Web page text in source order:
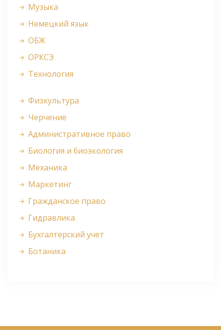
Музыка
Немецкий язык
ОБЖ
ОРКСЭ
Технология
Физкультура
Черчение
Административное право
Биология и биоэкология
Механика
Маркетинг
Гражданское право
Гидравлика
Бухгалтерский учет
Ботаника